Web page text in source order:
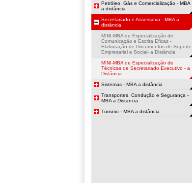
Petróleo, Gás e Comercialização - MBA
a distância
Secretariado e Assessoria - MBA a
distância
MINI-MBA de Especialização de
Comunicação e Escrita Eficaz -
Elaboração de Documentos de Suporte
Empresarial e Social- a Distância
MINI-MBA de Especialização de
Técnicas de Secretariado Executivo - a
Distância
Sistemas - MBA a distância
Transportes, Condução e Segurança -
MBA a Distancia
Turismo - MBA a distância